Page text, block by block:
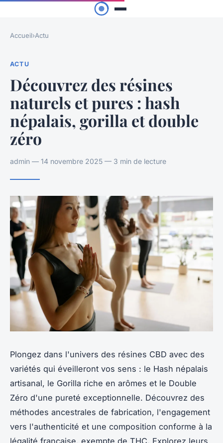
Accueil›Actu
ACTU
Découvrez des résines
naturels et pures : hash
népalais, gorilla et double
zéro
admin — 14 novembre 2025 — 3 min de lecture
Plongez dans l'univers des résines CBD avec des
variétés qui éveilleront vos sens : le Hash népalais
artisanal, le Gorilla riche en arômes et le Double
Zéro d'une pureté exceptionnelle. Découvrez des
méthodes ancestrales de fabrication, l'engagement
vers l'authenticité et une composition conforme à la
légalité française, exempte de THC. Explorez leurs